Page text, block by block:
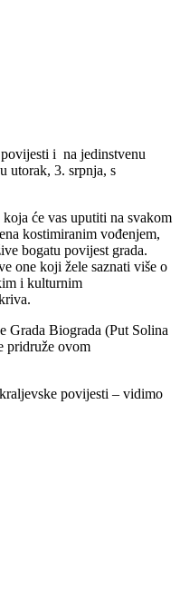
i na jedinstvenu
utorak, 3. srpnja, s
će vas uputiti na svakom
kostimiranim vođenjem,
bogatu povijest grada.
one koji žele saznati više o
i kulturnim
Grada Biograda (Put Solina
pridruže ovom
povijesti – vidimo